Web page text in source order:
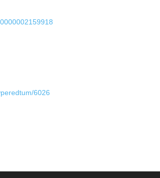
6026